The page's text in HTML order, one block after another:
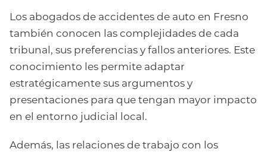
Los abogados de accidentes de auto en Fresno
también conocen las complejidades de cada
tribunal, sus preferencias y fallos anteriores. Este
conocimiento les permite adaptar
estratégicamente sus argumentos y
presentaciones para que tengan mayor impacto
en el entorno judicial local.
Además, las relaciones de trabajo con los